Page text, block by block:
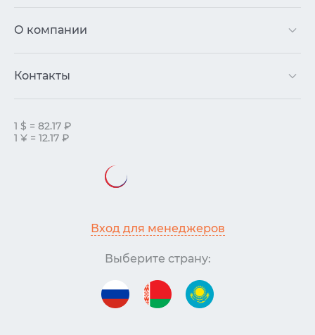
О компании
Контакты
1 $ = 82.17 ₽
1 ¥ = 12.17 ₽
Вход для менеджеров
Выберите страну: